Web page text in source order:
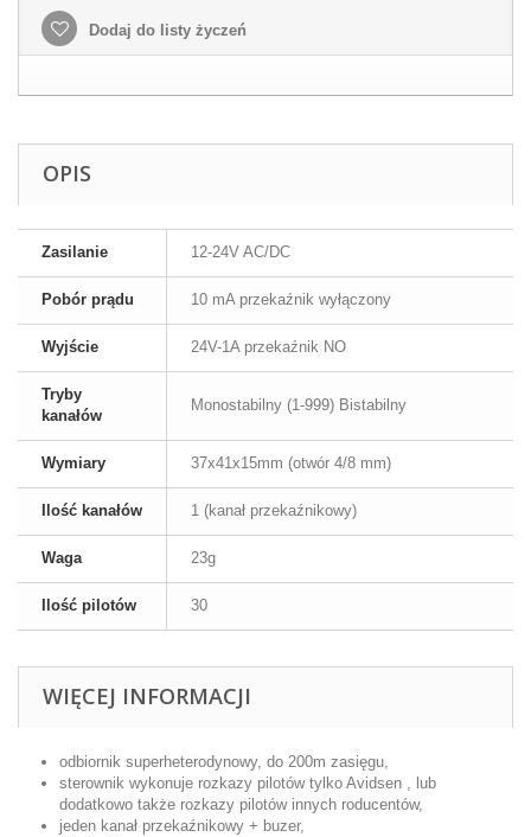
Dodaj do listy życzeń
OPIS
Zasilanie 12-24V AC/DC
Pobór prądu 10 mA przekaźnik wyłączony
Wyjście 24V-1A przekaźnik NO
Tryby
kanałów
Monostabilny (1-999) Bistabilny
Wymiary 37x41x15mm (otwór 4/8 mm)
Ilość kanałów 1 (kanał przekaźnikowy)
Waga 23g
Ilość pilotów 30
WIĘCEJ INFORMACJI
odbiornik superheterodynowy, do 200m zasięgu,
sterownik wykonuje rozkazy pilotów tylko Avidsen , lub
dodatkowo także rozkazy pilotów innych roducentów,
jeden kanał przekaźnikowy + buzer,